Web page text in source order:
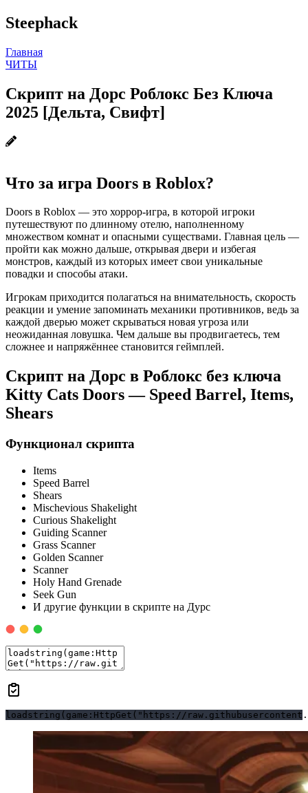
Steephack
Главная
ЧИТЫ
Скрипт на Дорс Роблокс Без Ключа
2025 [Дельта, Свифт]
Что за игра Doors в Roblox?
Doors в Roblox — это хоррор-игра, в которой игроки
путешествуют по длинному отелю, наполненному
множеством комнат и опасными существами. Главная цель —
пройти как можно дальше, открывая двери и избегая
монстров, каждый из которых имеет свои уникальные
повадки и способы атаки.
Игрокам приходится полагаться на внимательность, скорость
реакции и умение запоминать механики противников, ведь за
каждой дверью может скрываться новая угроза или
неожиданная ловушка. Чем дальше вы продвигаетесь, тем
сложнее и напряжённее становится геймплей.
Скрипт на Дорс в Роблокс без ключа
Kitty Cats Doors — Speed Barrel, Items,
Shears
Функционал скрипта
Items
Speed Barrel
Shears
Mischevious Shakelight
Curious Shakelight
Guiding Scanner
Grass Scanner
Golden Scanner
Scanner
Holy Hand Grenade
Seek Gun
И другие функции в скрипте на Дурс
loadstring(game:HttpGet("https://